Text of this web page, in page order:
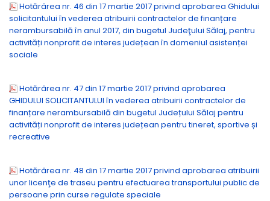
Hotărârea nr. 46 din 17 martie 2017 privind aprobarea Ghidului
solicitantului în vederea atribuirii contractelor de finanțare
nerambursabilă în anul 2017, din bugetul Judeţului Sălaj, pentru
activități nonprofit de interes județean în domeniul asistenței
sociale
Hotărârea nr. 47 din 17 martie 2017 privind aprobarea
GHIDULUI SOLICITANTULUI în vederea atribuirii contractelor de
finanțare nerambursabilă din bugetul Județului Sălaj pentru
activități nonprofit de interes județean pentru tineret, sportive și
recreative
Hotărârea nr. 48 din 17 martie 2017 privind aprobarea atribuirii
unor licenţe de traseu pentru efectuarea transportului public de
persoane prin curse regulate speciale